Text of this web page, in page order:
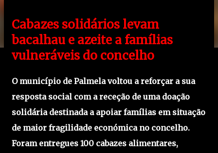
Cabazes solidários levam
bacalhau e azeite a famílias
vulneráveis do concelho
O município de Palmela voltou a reforçar a sua
resposta social com a receção de uma doação
solidária destinada a apoiar famílias em situação
de maior fragilidade económica no concelho.
Foram entregues 100 cabazes alimentares,